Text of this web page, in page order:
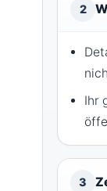
2
Ihr
3